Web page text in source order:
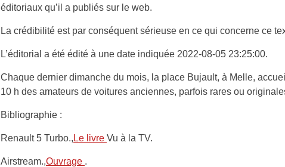
éditoriaux qu’il a publiés sur le web.
La crédibilité est par conséquent sérieuse en ce qui concerne ce
L’éditorial a été édité à une date indiquée 2022-08-05 23:25:00.
Chaque dernier dimanche du mois, la place Bujault, à Melle,
10 h des amateurs de voitures anciennes, parfois rares ou
Bibliographie :
Renault 5 Turbo., Le livre Vu à la TV.
Airstream.,Ouvrage .